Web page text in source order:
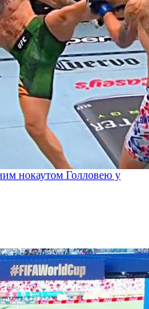
нокаутом Голловею у